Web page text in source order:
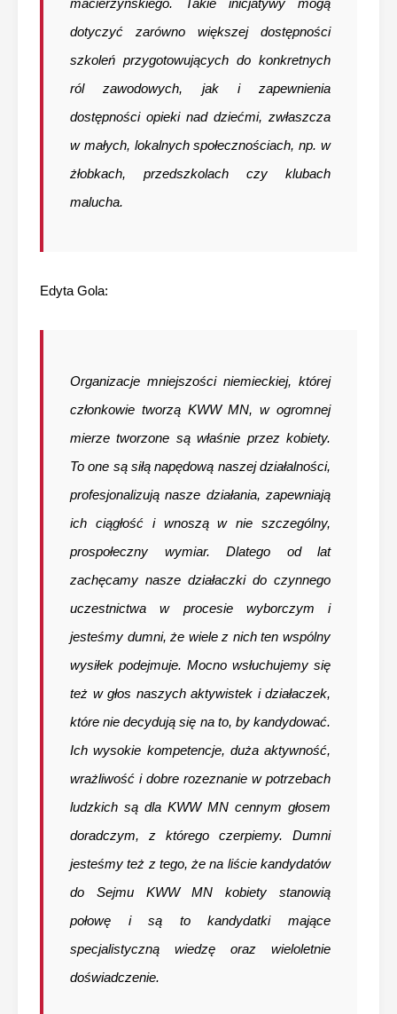
macierzyńskiego. Takie inicjatywy mogą
dotyczyć zarówno większej dostępności
szkoleń przygotowujących do konkretnych
ról zawodowych, jak i zapewnienia
dostępności opieki nad dziećmi, zwłaszcza
w małych, lokalnych społecznościach, np. w
żłobkach, przedszkolach czy klubach
malucha.
Edyta Gola:
Organizacje mniejszości niemieckiej, której
członkowie tworzą KWW MN, w ogromnej
mierze tworzone są właśnie przez kobiety.
To one są siłą napędową naszej działalności,
profesjonalizują nasze działania, zapewniają
ich ciągłość i wnoszą w nie szczególny,
prospołeczny wymiar. Dlatego od lat
zachęcamy nasze działaczki do czynnego
uczestnictwa w procesie wyborczym i
jesteśmy dumni, że wiele z nich ten wspólny
wysiłek podejmuje. Mocno wsłuchujemy się
też w głos naszych aktywistek i działaczek,
które nie decydują się na to, by kandydować.
Ich wysokie kompetencje, duża aktywność,
wrażliwość i dobre rozeznanie w potrzebach
ludzkich są dla KWW MN cennym głosem
doradczym, z którego czerpiemy. Dumni
jesteśmy też z tego, że na liście kandydatów
do Sejmu KWW MN kobiety stanowią
połowę i są to kandydatki mające
specjalistyczną wiedzę oraz wieloletnie
doświadczenie.